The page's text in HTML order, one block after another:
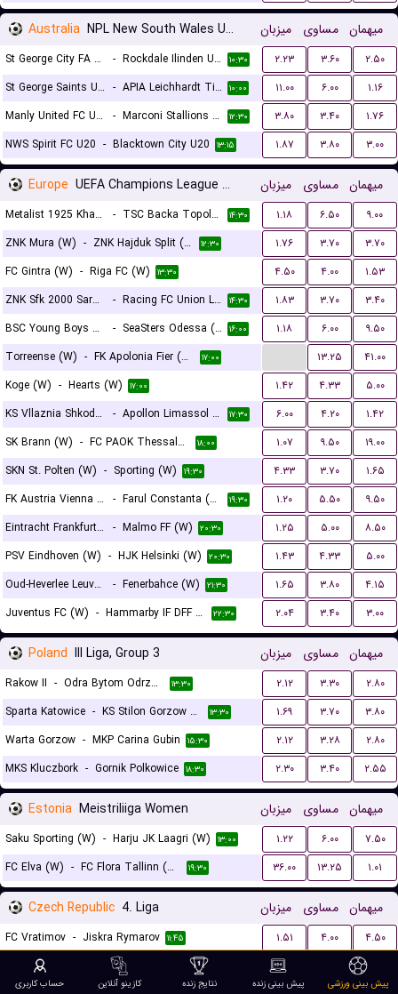
Australia NPL New South Wales U20 میزبان مساوی میهمان
St George City FA U20 - Rockdale Ilinden U20 ۱۰:۳۰ ۲.۲۳ ۳.۶۰
۲.۵۰
St George Saints U20 - APIA Leichhardt Tigers U20 ۱۰:۰۰ ۱۱.۰۰ ۶.۰۰
۱.۱۶
Manly United FC U20
- Marconi Stallions U20 ۱۲:۳۰ ۳.۸۰ ۳.۴۰
۱.۷۶
NWS Spirit FC U20 - Blacktown City U20 ۱۳:۱۵ ۱.۸۷ ۳.۸۰ ۳.۰۰
Europe UEFA Champions League Women Qualification میزبان مساوی میهمان
Metalist 1925 Kharkiv (W) - TSC Backa Topola (W) ۱۴:۳۰ ۱.۱۸ ۶.۵۰
۹.۰۰
ZNK Mura (W) - ZNK Hajduk Split (W) ۱۲:۳۰ ۱.۷۶ ۳.۷۰
۳.۷۰
FC Gintra (W) - Riga FC (W) ۱۳:۳۰ ۴.۵۰ ۴.۰۰
۱.۵۳
ZNK Sfk 2000 Sarajevo (W)
- Racing FC Union Luxembourg (W) ۱۴:۳۰ ۱.۸۳ ۳.۷۰
۳.۴۰
BSC Young Boys Berna (W)
- SeaSters Odessa (W) ۱۶:۰۰ ۱.۱۸ ۶.۰۰
۹.۵۰
Torreense (W) - FK Apolonia Fier (W) ۱۷:۰۰ ۱۳.۲۵
۴۱.۰۰
Koge (W) - Hearts (W) ۱۷:۰۰ ۱.۴۲ ۴.۳۳
۵.۰۰
KS Vllaznia Shkoder (W)
- Apollon Limassol FC (W) ۱۷:۳۰ ۶.۰۰ ۴.۲۰
۱.۴۲
SK Brann (W) - FC PAOK Thessaloniki (W) ۱۸:۰۰ ۱.۰۷ ۹.۵۰
۱۹.۰۰
SKN St. Polten (W) - Sporting (W) ۱۹:۳۰ ۴.۳۳ ۳.۷۰
۱.۶۵
FK Austria Vienna (W) - Farul Constanta (W) ۱۹:۳۰ ۱.۲۰ ۵.۵۰
۹.۵۰
Eintracht Frankfurt (W) - Malmo FF (W) ۲۰:۳۰ ۱.۲۵ ۵.۰۰
۸.۵۰
PSV Eindhoven (W) - HJK Helsinki (W) ۲۰:۳۰ ۱.۴۳ ۴.۳۳
۵.۰۰
Oud-Heverlee Leuven (W)
- Fenerbahce (W) ۲۱:۳۰ ۱.۶۵ ۳.۸۰
۴.۱۵
Juventus FC (W) - Hammarby IF DFF (W) ۲۲:۳۰ ۲.۰۴ ۳.۴۰ ۳.۰۰
Poland III Liga, Group 3 میزبان مساوی میهمان
Rakow II - Odra Bytom Odrzanski ۱۳:۳۰ ۲.۱۲ ۳.۳۰
۲.۸۰
Sparta Katowice - KS Stilon Gorzow Wielkopolski ۱۳:۳۰ ۱.۶۹ ۳.۷۰
۳.۸۰
Warta Gorzow - MKP Carina Gubin ۱۵:۳۰ ۲.۱۲ ۳.۲۸
۲.۸۰
MKS Kluczbork - Gornik Polkowice ۱۸:۳۰ ۲.۳۰ ۳.۴۰ ۲.۵۵
Estonia Meistriliiga Women میزبان مساوی میهمان
Saku Sporting (W) - Harju JK Laagri (W) ۱۳:۰۰ ۱.۲۲ ۶.۰۰
۷.۵۰
FC Elva (W) - FC Flora Tallinn (W) ۱۹:۳۰ ۳۶.۰۰ ۱۳.۲۵ ۱.۰۱
Czech Republic 4. Liga میزبان مساوی میهمان
FC Vratimov - Jiskra Rymarov ۱۱:۴۵ ۱.۵۱ ۴.۰۰
۴.۵۰
FK Prepere
Sk Kosmonosy ۱.۶۳
۴.۳۳
پیش بینی ورزشی پیش بینی زنده نتایج زنده کازینو آنلاین حساب کاربری